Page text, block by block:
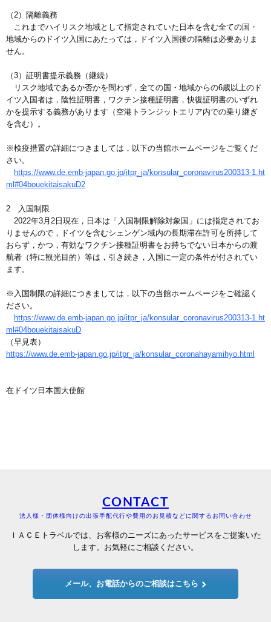
（2）隔離義務
これまでハイリスク地域として指定されていた日本を含む全ての国・
地域からのドイツ入国にあたっては，ドイツ入国後の隔離は必要ありま
せん。
（3）証明書提示義務（継続）
リスク地域であるか否かを問わず，全ての国・地域からの6歳以上のド
イツ入国者は，陰性証明書，ワクチン接種証明書，快復証明書のいずれ
かを提示する義務があります（空港トランジットエリア内での乗り継ぎ
を含む）。
※検疫措置の詳細につきましては，以下の当館ホームページをご覧くだ
さい。
https://www.de.emb-japan.go.jp/itpr_ja/konsular_coronavirus200313-1.ht
ml#04bouekitaisakuD2
2 入国制限
2022年3月2日現在，日本は「入国制限解除対象国」には指定されてお
りませんので，ドイツを含むシェンゲン域内の長期滞在許可を所持して
おらず，かつ，有効なワクチン接種証明書をお持ちでない日本からの渡
航者（特に観光目的）等は，引き続き，入国に一定の条件が付されてい
ます。
※入国制限の詳細につきましては，以下の当館ホームページをご確認く
ださい。
https://www.de.emb-japan.go.jp/itpr_ja/konsular_coronavirus200313-1.ht
ml#04bouekitaisakuD
（早見表）
https://www.de.emb-japan.go.jp/itpr_ja/konsular_coronahayamihyo.html
在ドイツ日本国大使館
CONTACT
法人様・団体様向けの出張手配代行や費用のお見積などに関するお問い合わせ
ＩＡＣＥトラベルでは、お客様のニーズにあったサービスをご提案いた
します。お気軽にご相談ください。
メール、お電話からのご相談はこちら